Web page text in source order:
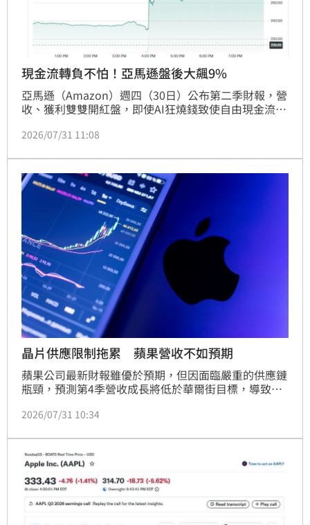
現金流轉負不怕！亞馬遜盤後大飆9%
亞馬遜（Amazon）週四（30日）公布第二季財報，營
收、獲利雙雙開紅盤，即使AI狂燒錢致使自由現金流轉
與AI布局帶來的長期成長動能。美國財經媒體
競賽不一定要擁有全球最強大的AI模型，關鍵可能在於
打造一個讓企業能自由使用各種模型的平台。
2026/07/31 11:08
晶片供應限制拖累 蘋果營收不如預期
蘋果公司最新財報雖優於預期，但因面臨嚴重的供應鏈
瓶頸，預測第4季營收成長將低於華爾街目標，導致盤
片產能不足及AI產業競爭，導致iPhone與Mac系列生產
以滿足龐大訂單，加上記憶體晶片短缺壓力，蘋果正積
極尋求替代供應商。此消息引發市場對蘋果未來獲利能
力的擔憂，儘管蘋果近期重返全球市值龍頭，但供應鏈
挑戰恐成為短期內影響股價表現的關鍵變數。
2026/07/31 10:34